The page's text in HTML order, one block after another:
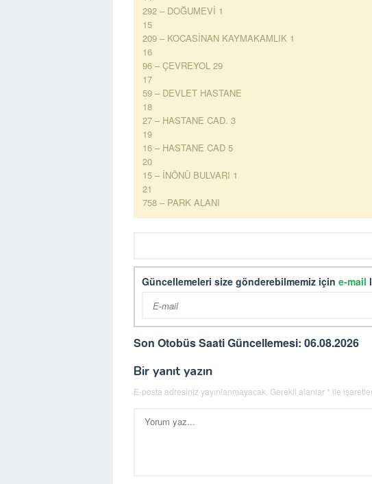
292 – DOĞUMEVİ 1
15
209 – KOCASİNAN KAYMAKAMLIK 1
16
96 – ÇEVREYOL 29
17
59 – DEVLET HASTANE
18
27 – HASTANE CAD. 3
19
16 – HASTANE CAD 5
20
15 – İNÖNÜ BULVARI 1
21
758 – PARK ALANI
Güncellemeleri size gönderebilmemiz için e-mail
Son Otobüs Saati Güncellemesi: 06.08.2026
Bir yanıt yazın
E-posta adresiniz yayınlanmayacak. Gerekli alanlar * ile